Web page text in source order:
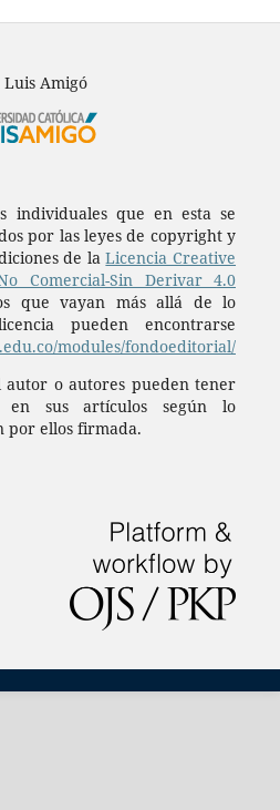
Amigó
individuales que en esta se
por las leyes de copyright y
de laLicencia Creative
Comercial-Sin Derivar 4.0
que vayan más allá de lo
pueden encontrarse
modules/fondoeditorial/
autor o autores pueden tener
en sus artículos según lo
por ellos firmada.